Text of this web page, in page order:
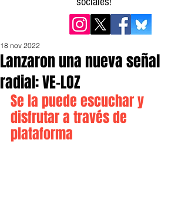
Lanzaron una nueva señal
radial: VE-LOZ
18 nov 2022
Se la puede escuchar y
disfrutar a través de
plataforma